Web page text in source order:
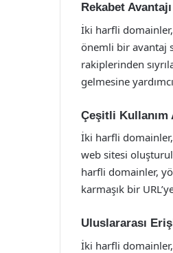
Rekabet Avantajı
İki harfli domainler,
önemli bir avantaj
rakiplerinden
gelmesine
Çeşitli Kullanım
İki harfli
web sitesi
harfli domainler,
karmaşık bir
Uluslararası
İki harfli